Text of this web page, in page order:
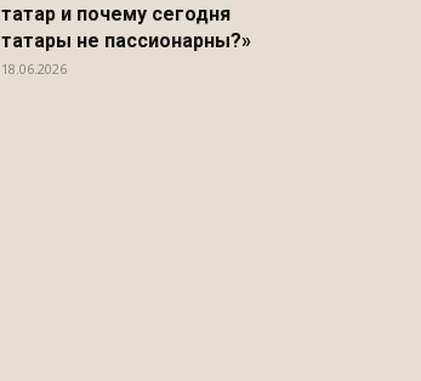
татар и почему сегодня
татары не пассионарны?»
18.06.2026